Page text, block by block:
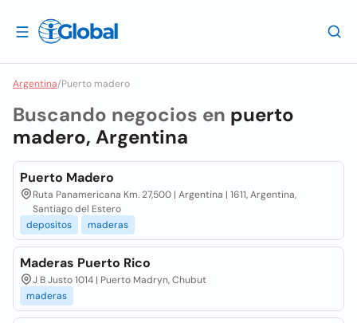
Argentina/Puerto madero
Buscando negocios en puerto
madero, Argentina
Puerto Madero
Ruta Panamericana Km. 27,500 | Argentina | 1611, Argentina,
Santiago del Estero
depositos
maderas
Maderas Puerto Rico
J B Justo 1014 | Puerto Madryn, Chubut
maderas